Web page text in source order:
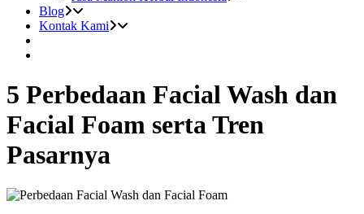
Blog
Kontak Kami
5 Perbedaan Facial Wash dan
Facial Foam serta Tren
Pasarnya